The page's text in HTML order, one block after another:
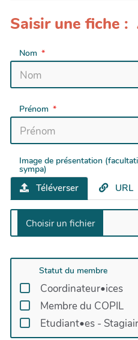
Saisir une fiche :
Nom
Prénom
Image de présentation
sympa)
Téléverser URL
Statut du membre
Coordinateur•ices
Membre du COPIL
Etudiant•es -